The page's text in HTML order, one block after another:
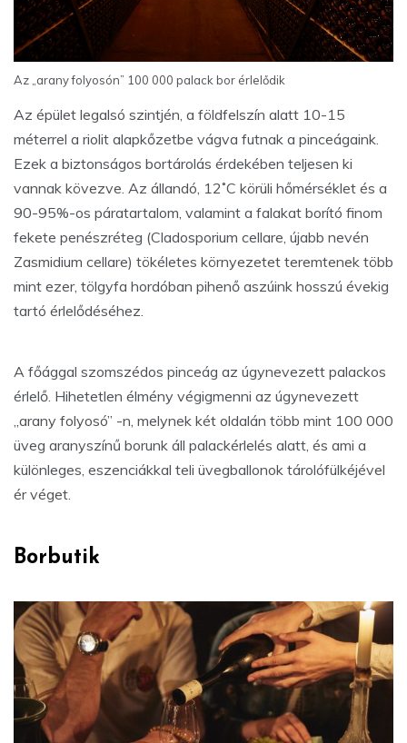
Az „arany folyosón” 100 000 palack bor érlelődik
Az épület legalsó szintjén, a földfelszín alatt 10-15
méterrel a riolit alapkőzetbe vágva futnak a pinceágaink.
Ezek a biztonságos bortárolás érdekében teljesen ki
vannak kövezve. Az állandó, 12˚C körüli hőmérséklet és a
90-95%-os páratartalom, valamint a falakat borító finom
fekete penészréteg (Cladosporium cellare, újabb nevén
Zasmidium cellare) tökéletes környezetet teremtenek több
mint ezer, tölgyfa hordóban pihenő aszúink hosszú évekig
tartó érlelődéséhez.
A főággal szomszédos pinceág az úgynevezett palackos
érlelő. Hihetetlen élmény végigmenni az úgynevezett
„arany folyosó” -n, melynek két oldalán több mint 100 000
üveg aranyszínű borunk áll palackérlelés alatt, és ami a
különleges, eszenciákkal teli üvegballonok tárolófülkéjével
ér véget.
Borbutik